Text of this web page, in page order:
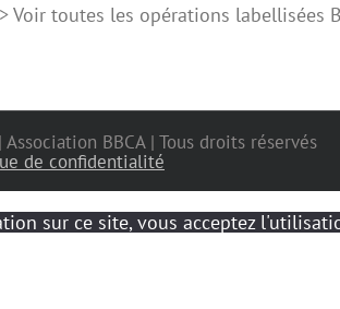
> Voir toutes les opérations labellisées
Association BBCA | Tous droits réservés
de confidentialité
sur ce site, vous acceptez